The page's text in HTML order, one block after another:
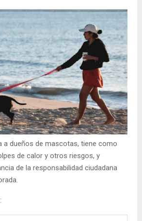
a dueños de mascotas, tiene como
de calor y otros riesgos, y
de la responsabilidad ciudadana